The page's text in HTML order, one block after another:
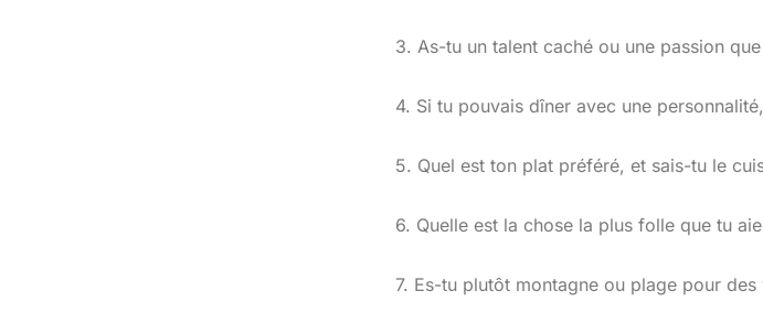
3. As-tu un talent caché ou une passion
4. Si tu pouvais dîner avec une
5. Quel est ton plat préféré, et sais-tu le
6. Quelle est la chose la plus folle que tu
7. Es-tu plutôt montagne ou plage pour des